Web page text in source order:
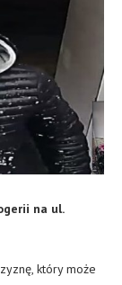
na ul.
który może